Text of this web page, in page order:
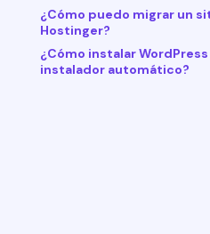
¿Cómo puedo migrar un
Hostinger?
¿Cómo instalar
instalador automático?